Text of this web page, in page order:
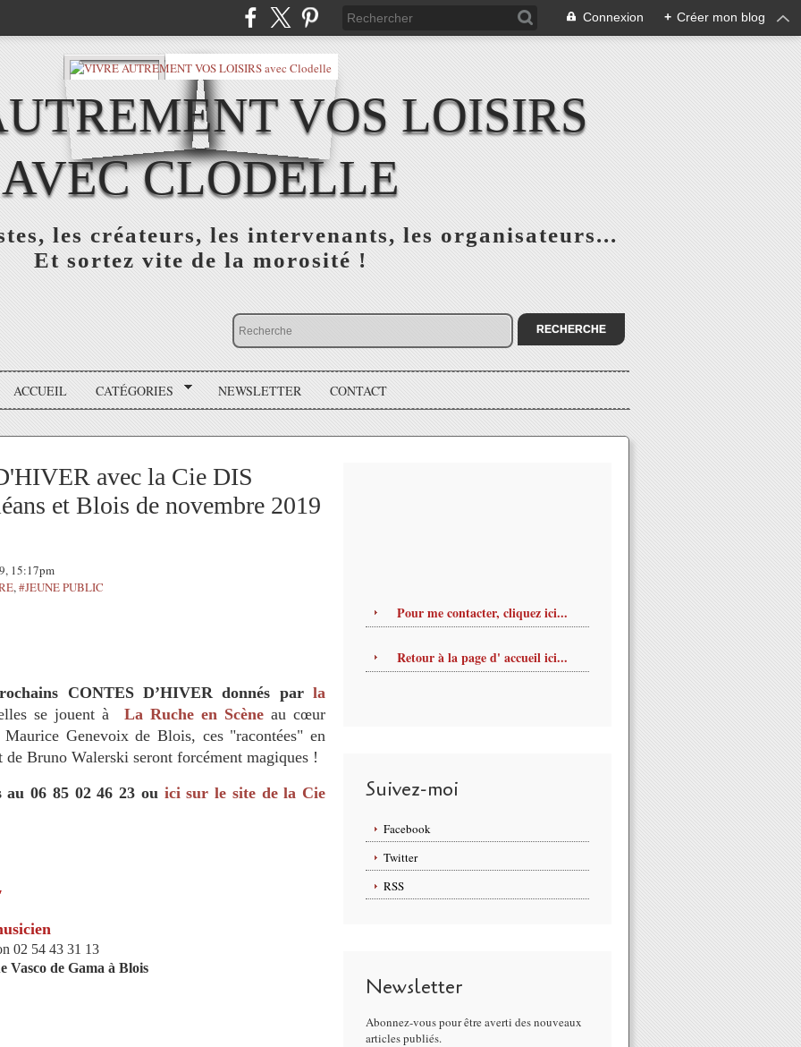
Connexion + Créer mon blog
VOS LOISIRS
AVEC CLODELLE
les créateurs, les intervenants, les organisateurs...
Et sortez vite de la morosité !
ACCUEIL CATÉGORIES NEWSLETTER CONTACT
avec la Cie DIS
et Blois de novembre 2019
15:17pm
,#JEUNE PUBLIC
CONTES D’HIVER donnés par la
se jouent à La Ruche en Scèneau cœur
Genevoix de Blois, ces "racontées" en
Bruno Walerski seront forcément magiques !
au 06 85 02 46 23 ou ici sur le site de la Cie
02 54 43 31 13
Vasco de Gama à Blois
Pour me contacter, cliquez ici...
Retour à la page d' accueil ici...
Suivez-moi
Facebook
Twitter
RSS
Newsletter
Abonnez-vous pour être averti des nouveaux
articles publiés.